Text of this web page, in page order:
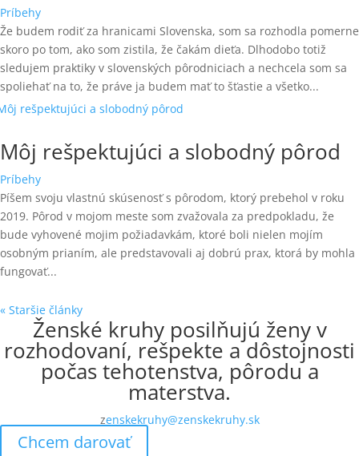
Príbehy
Že budem rodiť za hranicami Slovenska, som sa rozhodla pomerne
skoro po tom, ako som zistila, že čakám dieťa. Dlhodobo totiž
sledujem praktiky v slovenských pôrodniciach a nechcela som sa
spoliehať na to, že práve ja budem mať to šťastie a všetko...
Môj rešpektujúci a slobodný pôrod
Príbehy
Píšem svoju vlastnú skúsenosť s pôrodom, ktorý prebehol v roku
2019. Pôrod v mojom meste som zvažovala za predpokladu, že
bude vyhovené mojim požiadavkám, ktoré boli nielen mojím
osobným prianím, ale predstavovali aj dobrú prax, ktorá by mohla
fungovať...
« Staršie články
Ženské kruhy posilňujú ženy v
rozhodovaní, rešpekte a dôstojnosti
počas tehotenstva, pôrodu a
materstva.
zenskekruhy@zenskekruhy.sk
Chcem darovať